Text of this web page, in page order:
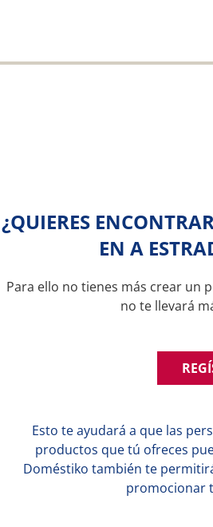
¿QUIERES
EN A
Para ello no tienes más crear un
no te llevará
Esto te ayudará a que las
productos que tú ofreces
Doméstiko también te
promocionar